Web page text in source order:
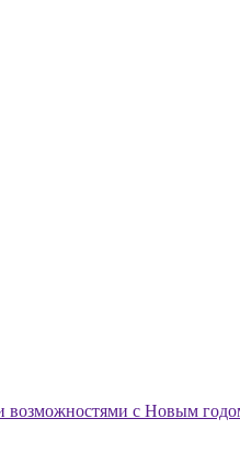
возможностями с Новым